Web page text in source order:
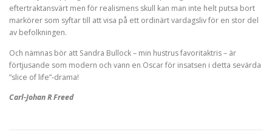
eftertraktansvärt men för realismens skull kan man inte helt putsa bort
markörer som syftar till att visa på ett ordinärt vardagsliv för en stor del
av befolkningen.
Och nämnas bör att Sandra Bullock – min hustrus favoritaktris – är
förtjusande som modern och vann en Oscar för insatsen i detta sevärda
”slice of life”-drama!
Carl-Johan R Freed